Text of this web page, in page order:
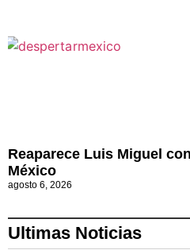
Reaparece Luis Miguel
México
agosto 6, 2026
Ultimas Noticias